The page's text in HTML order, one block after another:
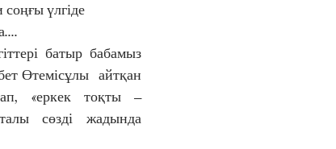
үлгіде
батыр бабамыз
Өтемісұлы  айтқан
«еркек тоқты –
сөзді жадында